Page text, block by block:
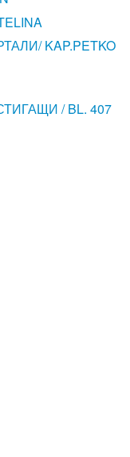
KAP.PETKO
/ BL. 407